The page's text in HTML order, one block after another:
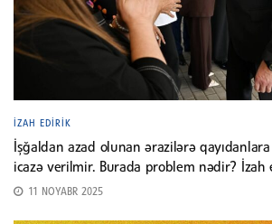
İZAH EDIRIK
İşğaldan azad olunan ərazilərə
icazə verilmir. Burada problem nədir? İzah
11 NOYABR 2025